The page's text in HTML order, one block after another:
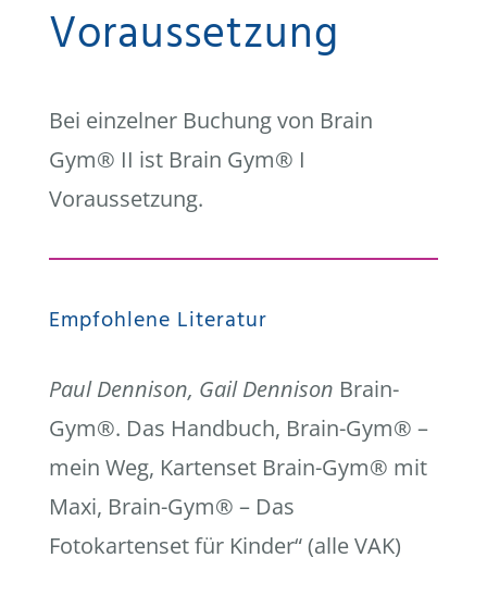
Voraussetzung
Bei einzelner Buchung von Brain
Gym® II ist Brain Gym® I
Voraussetzung.
Empfohlene Literatur
Paul Dennison, Gail Dennison Brain-
Gym®. Das Handbuch, Brain-Gym® –
mein Weg, Kartenset Brain-Gym® mit
Maxi, Brain-Gym® – Das
Fotokartenset für Kinder“ (alle VAK)